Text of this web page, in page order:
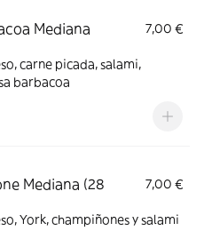
Mediana
7,00 €
carne picada, salami,
barbacoa
Mediana (28
7,00 €
York, champiñones y salami